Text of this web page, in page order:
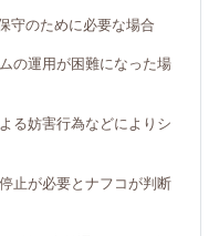
守のために必要な場合
の運用が困難になった場
る妨害行為などによりシ
止が必要とナフコが判断